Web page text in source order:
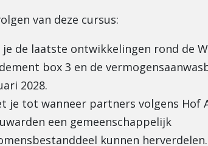
van deze cursus:
je de laatste ontwikkelingen rond de
box 3 en de
2028.
je tot wanneer partners volgens Hof
een gemeenschappelijk
kunnen herverdelen.